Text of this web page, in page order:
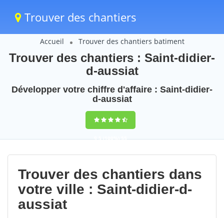
Trouver des chantiers
Accueil Trouver des chantiers batiment
Trouver des chantiers : Saint-didier-
d-aussiat
Développer votre chiffre d'affaire : Saint-didier-
d-aussiat
9,5(100%)55
votes
Trouver des chantiers dans
votre ville : Saint-didier-d-
aussiat